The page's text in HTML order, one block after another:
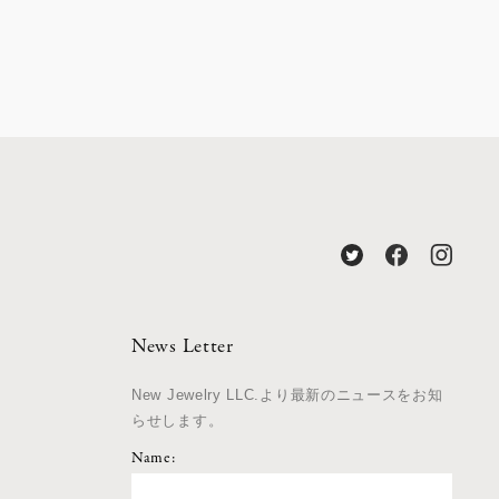
News Letter
New Jewelry LLC.より最新のニュースをお知
らせします。
Name: